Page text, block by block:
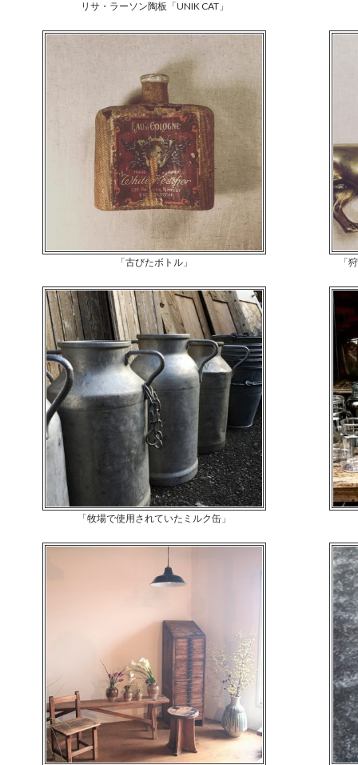
リサ・ラーソン陶板「UNIK CAT」
「古びたボトル」 「
「牧場で使用されていたミルク缶」